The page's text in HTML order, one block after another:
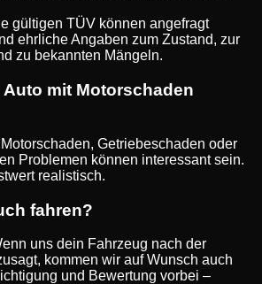
gültigen TÜV können angefragt
ehrliche Angaben zum Zustand, zur
zu bekannten Mängeln.
mit Motorschaden
Getriebeschaden oder
Problemen können interessant sein.
realistisch.
fahren?
uns dein Fahrzeug nach der
kommen wir auf Wunsch auch
und Bewertung vorbei –